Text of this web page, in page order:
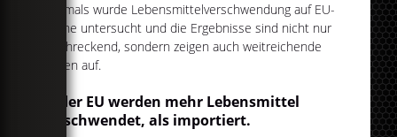
Erstmals wurde Lebensmittelverschwendung auf EU-
Ebene untersucht und die Ergebnisse sind nicht nur
erschreckend, sondern zeigen auch weitreichende
Folgen auf.
In der EU werden mehr Lebensmittel
verschwendet, als importiert.